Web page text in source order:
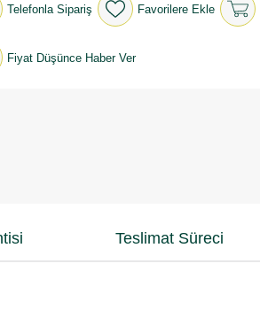
Telefonla Sipariş Favorilere Ekle
Fiyat Düşünce Haber Ver
Teslimat Süreci